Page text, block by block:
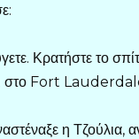
Κρατήστε το
στο Fort
η Τζούλια,